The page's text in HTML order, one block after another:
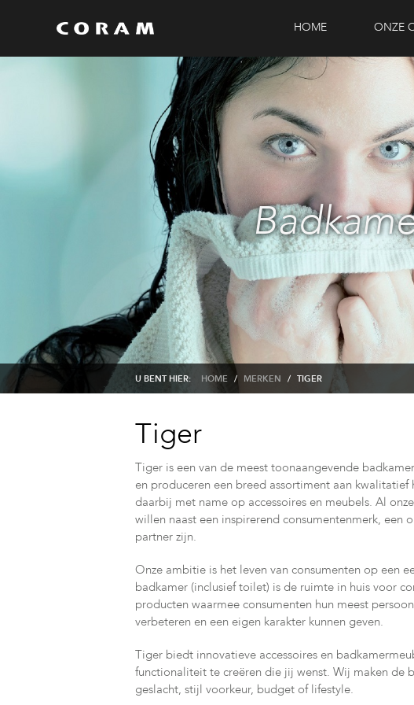
HOME ONZE
U BENT HIER: HOME / MERKEN / TIGER
Tiger
Tiger is een van de meest toonaangevende
en produceren een breed assortiment aan
daarbij met name op accessoires en meubels. Al
willen naast een inspirerend consumentenmerk, een
partner zijn.
Onze ambitie is het leven van consumenten op een
badkamer (inclusief toilet) is de ruimte in huis voor
producten waarmee consumenten hun meest
verbeteren en een eigen karakter kunnen geven.
Tiger biedt innovatieve accessoires en
functionaliteit te creëren die jij wenst. Wij maken de
geslacht, stijl voorkeur, budget of lifestyle.